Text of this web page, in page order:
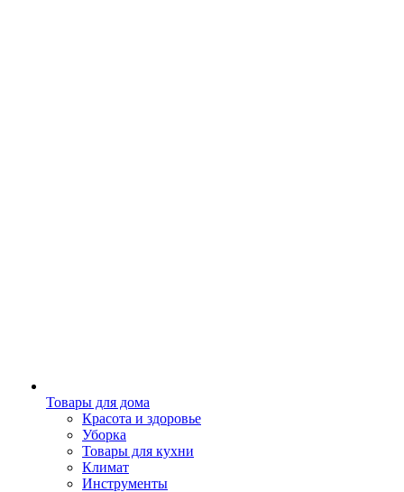
Товары для дома
Красота и здоровье
Уборка
Товары для кухни
Климат
Инструменты